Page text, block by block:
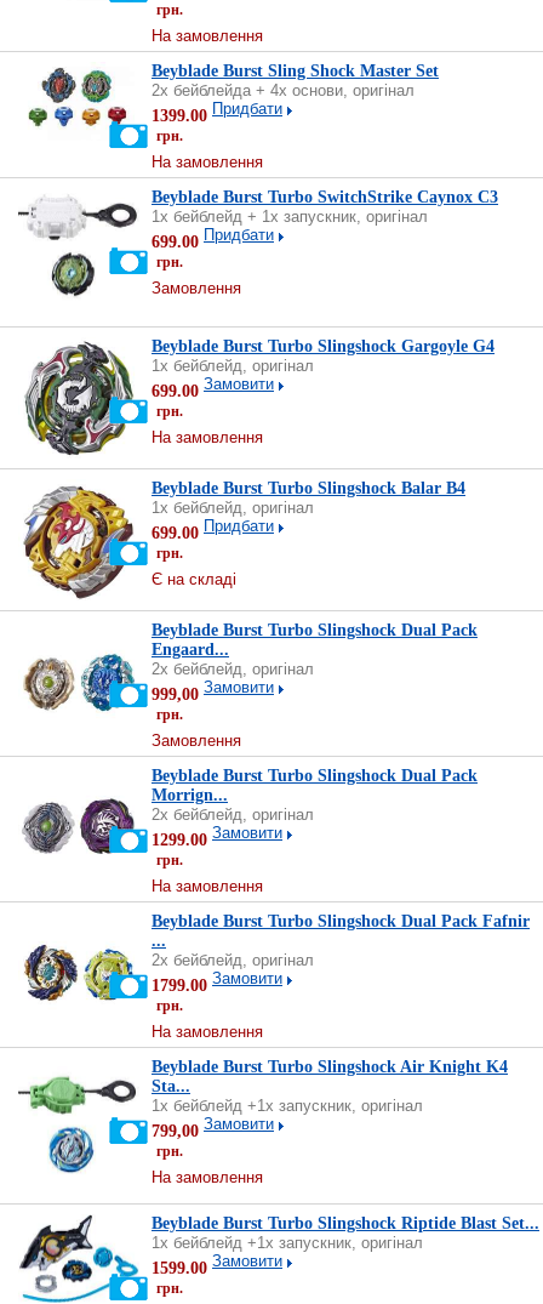
грн.
На замовлення
Beyblade Burst Sling Shock Master Set
2х бейблейда + 4х основи, оригінал
1399.00
грн.
Придбати
На замовлення
Beyblade Burst Turbo SwitchStrike Caynox C3
1х бейблейд + 1х запускник, оригінал
699.00
грн.
Придбати
Замовлення
Beyblade Burst Turbo Slingshock Gargoyle G4
1х бейблейд, оригінал
699.00
грн.
Замовити
На замовлення
Beyblade Burst Turbo Slingshock Balar B4
1х бейблейд, оригінал
699.00
грн.
Придбати
Є на складі
Beyblade Burst Turbo Slingshock Dual Pack
Engaard...
2х бейблейд, оригінал
999,00
грн.
Замовити
Замовлення
Beyblade Burst Turbo Slingshock Dual Pack
Morrign...
2х бейблейд, оригінал
1299.00
грн.
Замовити
На замовлення
Beyblade Burst Turbo Slingshock Dual Pack Fafnir
...
2х бейблейд, оригінал
1799.00
грн.
Замовити
На замовлення
Beyblade Burst Turbo Slingshock Air Knight K4
Sta...
1х бейблейд +1х запускник, оригінал
799,00
грн.
Замовити
На замовлення
Beyblade Burst Turbo Slingshock Riptide Blast Set...
1х бейблейд +1х запускник, оригінал
1599.00
грн.
Замовити